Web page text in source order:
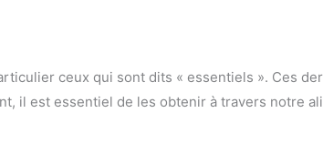
ceux qui sont dits « essentiels ». Ces
il est essentiel de les obtenir à travers notre